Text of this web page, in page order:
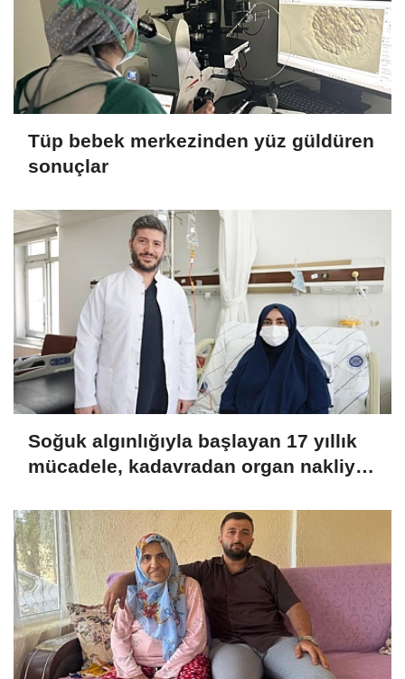
Tüp bebek merkezinden yüz güldüren
sonuçlar
Soğuk algınlığıyla başlayan 17 yıllık
mücadele, kadavradan organ nakliyle